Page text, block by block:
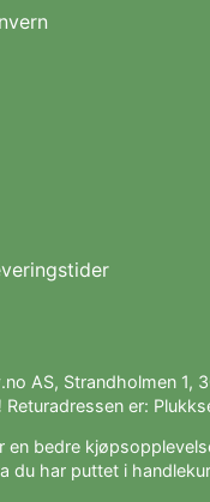
AS, Strandholmen 1,
Returadressen er:
bedre
du har puttet i